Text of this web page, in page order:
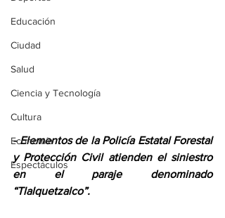
Educación
Ciudad
Salud
Ciencia y Tecnología
Cultura
Economía
Espectáculos
- Elementos de la Policía Estatal Forestal
y Protección Civil atienden el siniestro
en el paraje denominado
“Tlalquetzalco”.